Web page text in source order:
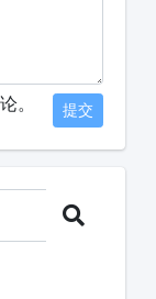
。 提交